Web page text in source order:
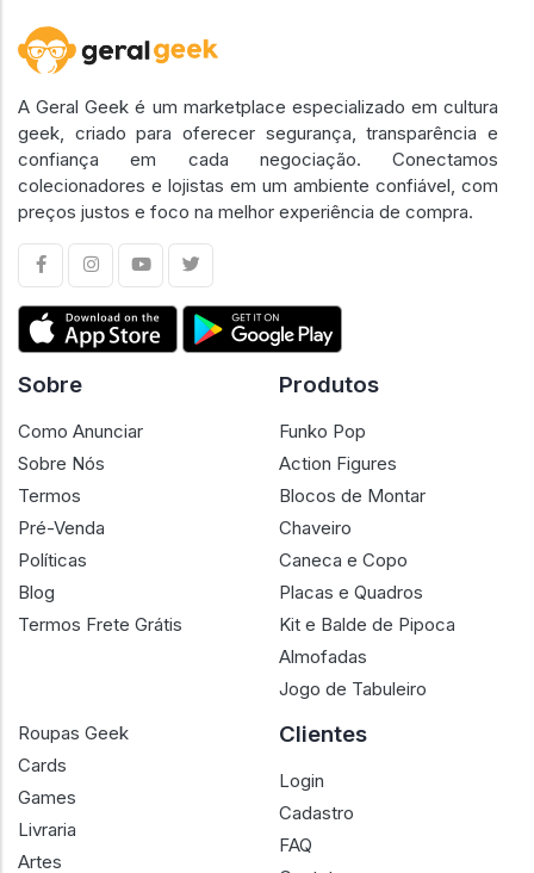
A Geral Geek é um marketplace especializado em cultura
geek, criado para oferecer segurança, transparência e
confiança em cada negociação. Conectamos
colecionadores e lojistas em um ambiente confiável, com
preços justos e foco na melhor experiência de compra.
Sobre
Como Anunciar
Sobre Nós
Termos
Pré-Venda
Políticas
Blog
Termos Frete Grátis
Produtos
Funko Pop
Action Figures
Blocos de Montar
Chaveiro
Caneca e Copo
Placas e Quadros
Kit e Balde de Pipoca
Almofadas
Jogo de Tabuleiro
Roupas Geek
Cards
Games
Livraria
Artes
Clientes
Login
Cadastro
FAQ